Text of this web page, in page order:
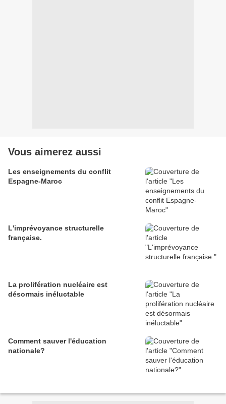
Vous aimerez aussi
Les enseignements du conflit
Espagne-Maroc
L'imprévoyance structurelle
française.
La prolifération nucléaire est
désormais inéluctable
Comment sauver l'éducation
nationale?